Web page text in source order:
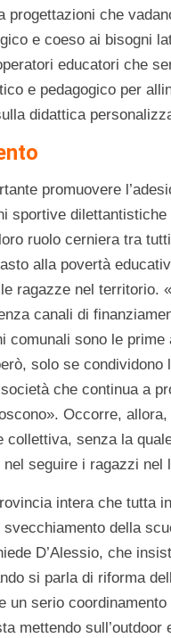
progettazioni che
e coeso ai bisogni
educatori che
e pedagogico per
didattica
promuovere
sportive
ruolo cerniera tra
alla povertà
ragazze nel territorio.
canali di
comunali sono le
solo se condividono
che continua a
Occorre,
collettiva, senza la
seguire i ragazzi nel
intera che tutta
della
D’Alessio, che
si parla di riforma
un serio
mettendo sull’outdoor